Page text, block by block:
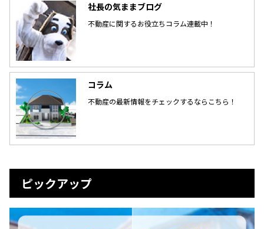
社長の気ままブログ
不動産に関するお役立ちコラム連載中！
コラム
不動産の最新情報をチェックするならこちら！
ピックアップ